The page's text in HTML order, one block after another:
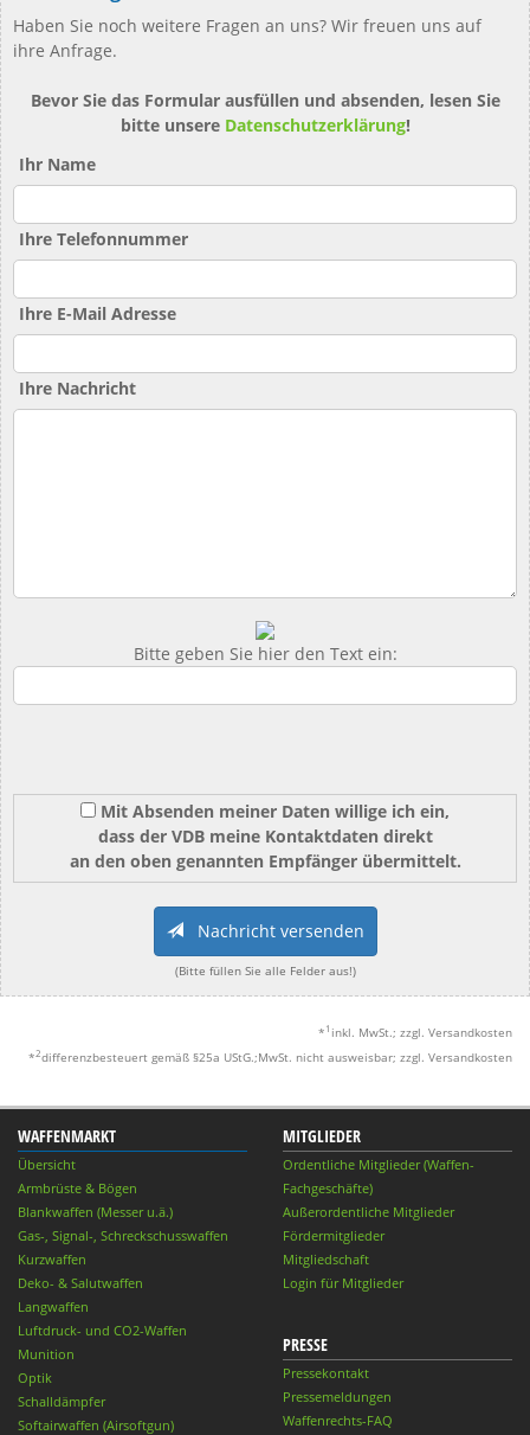
Haben Sie noch weitere Fragen an uns? Wir freuen uns auf
ihre Anfrage.
Bevor Sie das Formular ausfüllen und absenden, lesen Sie
bitte unsere Datenschutzerklärung!
Ihr Name
Ihre Telefonnummer
Ihre E-Mail Adresse
Ihre Nachricht
Bitte geben Sie hier den Text ein:
Mit Absenden meiner Daten willige ich ein,
dass der VDB meine Kontaktdaten direkt
an den oben genannten Empfänger übermittelt.
Nachricht versenden
(Bitte füllen Sie alle Felder aus!)
* 1 inkl. MwSt.; zzgl. Versandkosten
*2differenzbesteuert gemäß §25a UStG.;MwSt. nicht ausweisbar; zzgl. Versandkosten
WAFFENMARKT
Übersicht
Armbrüste & Bögen
Blankwaffen (Messer u.ä.)
Gas-, Signal-, Schreckschusswaffen
Kurzwaffen
Deko- & Salutwaffen
Langwaffen
Luftdruck- und CO2-Waffen
Munition
Optik
Schalldämpfer
Softairwaffen (Airsoftgun)
MITGLIEDER
Ordentliche Mitglieder (Waffen-
Fachgeschäfte)
Außerordentliche Mitglieder
Fördermitglieder
Mitgliedschaft
Login für Mitglieder
PRESSE
Pressekontakt
Pressemeldungen
Waffenrechts-FAQ